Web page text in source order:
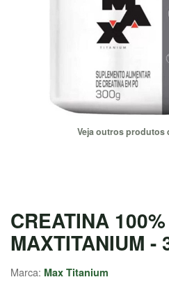
EMAGRECEDORES
SAÚDE /
NATURAIS
SALE
Veja outros produtos
CREATINA
MAXTITANIUM -
Marca: Max Titanium